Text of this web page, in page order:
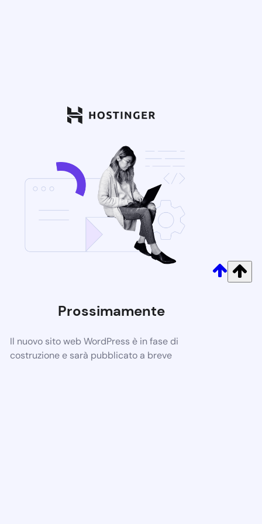
Prossimamente
Il nuovo sito web WordPress è in fase di
costruzione e sarà pubblicato a breve